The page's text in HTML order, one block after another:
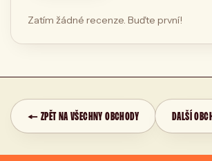
Zatím žádné recenze. Buďte první!
← ZPĚT NA VŠECHNY OBCHODY DALŠÍ